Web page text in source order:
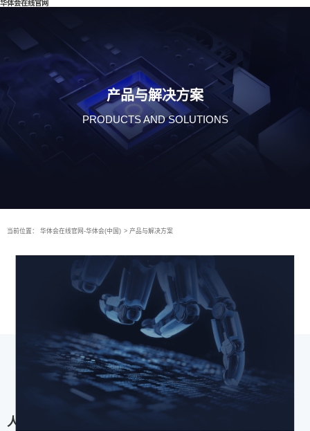
华体会在线官网
产品与解决方案
PRODUCTS AND SOLUTIONS
当前位置： 华体会在线官网-华体会(中国) > 产品与解决方案
人工智能